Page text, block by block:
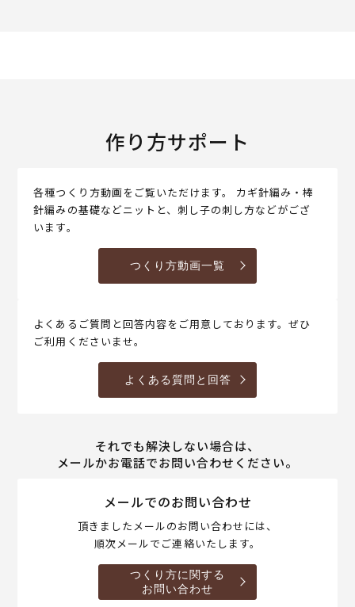
作り方サポート
各種つくり方動画をご覧いただけます。 カギ針編み・棒
針編みの基礎などニットと、刺し子の刺し方などがござ
います。
つくり方動画一覧
よくあるご質問と回答内容をご用意しております。ぜひ
ご利用くださいませ。
よくある質問と回答
それでも解決しない場合は、
メールかお電話でお問い合わせください。
メールでのお問い合わせ
頂きましたメールのお問い合わせには、
順次メールでご連絡いたします。
つくり方に関する
お問い合わせ